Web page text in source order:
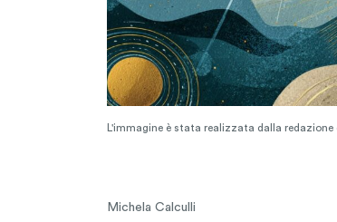
L'immagine è stata realizzata dalla
Michela Calculli